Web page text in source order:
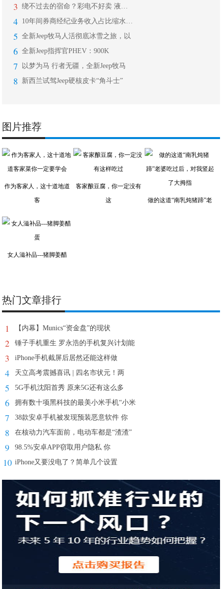
3 绕不过去的宿命？彩电不好卖 液晶面板
4 10年间券商经纪业务收入占比缩水近5
5 全新Jeep牧马人活彻底冰雪之旅，以
6 全新Jeep指挥官PHEV：900K
7 以梦为马 行者无疆，全新Jeep牧马
8 新西兰试驾Jeep硬核皮卡“角斗士”
图片推荐
作为客家人，这十道地道
客
客家酿豆腐，你一定没有
这
做的这道“南乳炖猪蹄”老
女人滋补品---猪脚姜醋
热门文章排行
1 【内幕】Munics“资金盘”的现状
2 锤子手机重生 罗永浩的手机复兴计划能
3 iPhone手机截屏后居然还能这样做
4 天立高考震撼喜讯 | 四名市状元！两
5 5G手机沈阳首秀 原来5G还有这么多
6 拥有数十项黑科技的最美小米手机“小米
7 38款安卓手机被发现预装恶意软件 你
8 在核动力汽车面前，电动车都是“渣渣”
9 98.5%安卓APP窃取用户隐私 你
10 iPhone又要没电了？简单几个设置